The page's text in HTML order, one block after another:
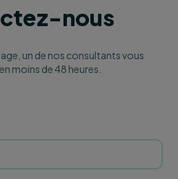
nous
un de nos consultants vous
moins de 48 heures.